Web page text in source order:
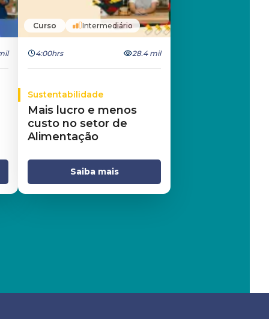
Curso Intermediário
4:00hrs 28.4 mil
Sustentabilidade
Mais lucro e menos
custo no setor de
Alimentação
Saiba mais